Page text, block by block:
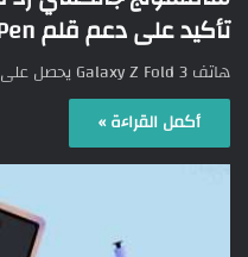
تأكيد على دعم قلم S Pen ومميزات أخرى مثيرة
هاتف Galaxy Z Fold 3 يحصل على شهادة جديدة
أكمل القراءة »